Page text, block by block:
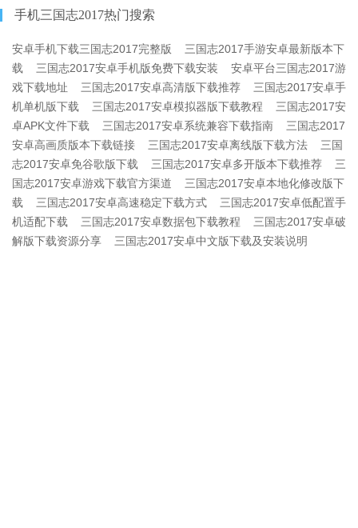
手机三国志2017热门搜索
安卓手机下载三国志2017完整版
三国志2017手游安卓最新版本下
载
三国志2017安卓手机版免费下载安装
安卓平台三国志2017游
戏下载地址
三国志2017安卓高清版下载推荐
三国志2017安卓手
机单机版下载
三国志2017安卓模拟器版下载教程
三国志2017安
卓APK文件下载
三国志2017安卓系统兼容下载指南
三国志2017
安卓高画质版本下载链接
三国志2017安卓离线版下载方法
三国
志2017安卓免谷歌版下载
三国志2017安卓多开版本下载推荐
三
国志2017安卓游戏下载官方渠道
三国志2017安卓本地化修改版下
载
三国志2017安卓高速稳定下载方式
三国志2017安卓低配置手
机适配下载
三国志2017安卓数据包下载教程
三国志2017安卓破
解版下载资源分享
三国志2017安卓中文版下载及安装说明